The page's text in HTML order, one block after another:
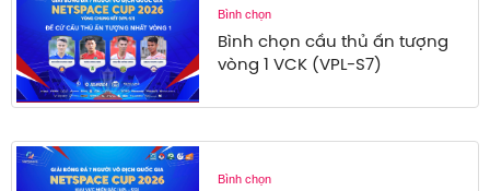
Bình chọn
Bình chọn cầu thủ ấn tượng
vòng 1 VCK (VPL-S7)
Bình chọn